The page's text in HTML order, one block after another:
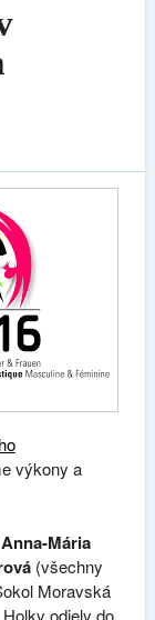
výkony a
Mária
(všechny
Moravská